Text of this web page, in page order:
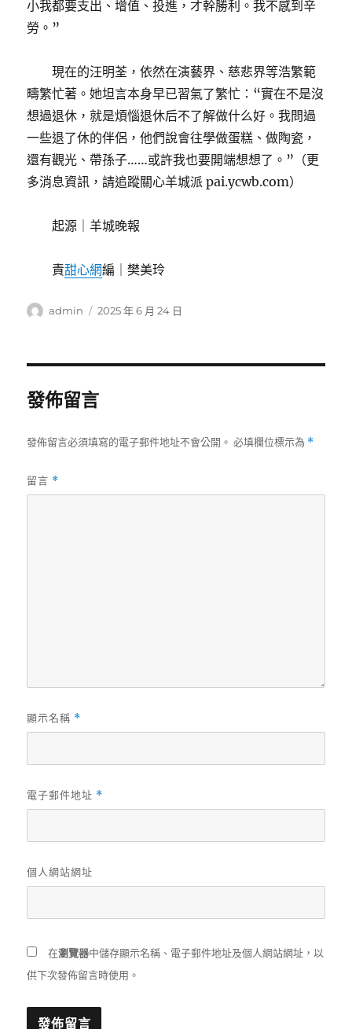
小我都要支出、增值、投進，才幹勝利。我不感到辛
勞。”
現在的汪明荃，依然在演藝界、慈悲界等浩繁範
疇繁忙著。她坦言本身早已習氣了繁忙：“實在不是沒
想過退休，就是煩惱退休后不了解做什么好。我問過
一些退了休的伴侶，他們說會往學做蛋糕、做陶瓷，
還有觀光、帶孫子……或許我也要開端想想了。”（更
多消息資訊，請追蹤關心羊城派 pai.ycwb.com）
起源｜羊城晚報
責甜心網編｜樊美玲
作
admin
發
2025 年 6 月 24 日
發佈留言
發佈留言必須填寫的電子郵件地址不會公開。 必填欄位標示為 *
留言 *
顯示名稱 *
電子郵件地址 *
個人網站網址
在瀏覽器中儲存顯示名稱、電子郵件地址及個人網站網址，以
供下次發佈留言時使用。